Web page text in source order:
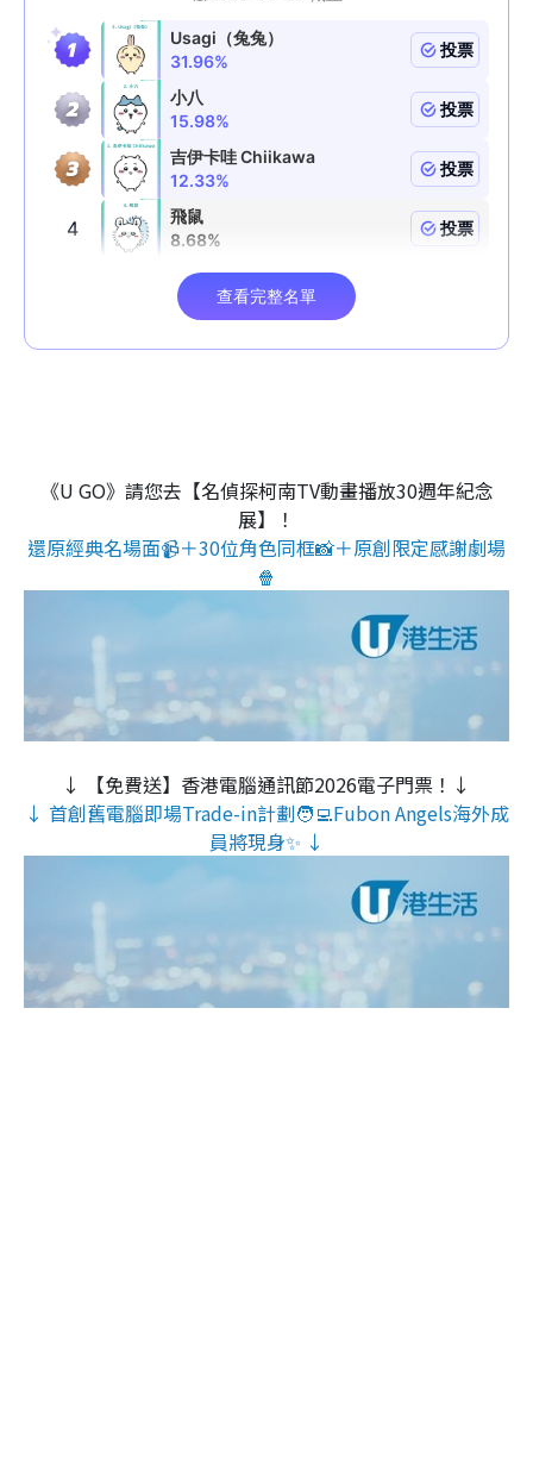
《U GO》請您去【名偵探柯南TV動畫播放30週年紀念
展】！
還原經典名場面📹＋30位角色同框📸＋原創限定感謝劇場
🍿
↓ 【免費送】香港電腦通訊節2026電子門票！↓
↓ 首創舊電腦即場Trade-in計劃🧑‍💻Fubon Angels海外成
員將現身✨ ↓